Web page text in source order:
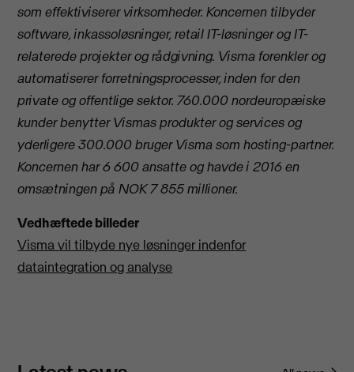
som effektiviserer virksomheder. Koncernen tilbyder
software, inkassoløsninger, retail IT-løsninger og IT-
relaterede projekter og rådgivning. Visma forenkler og
automatiserer forretningsprocesser, inden for den
private og offentlige sektor. 760.000 nordeuropæiske
kunder benytter Vismas produkter og services og
yderligere 300.000 bruger Visma som hosting-partner.
Koncernen har 6 600 ansatte og havde i 2016 en
omsætningen på NOK 7 855 millioner.
Vedhæftede billeder
Visma vil tilbyde nye løsninger indenfor
dataintegration og analyse